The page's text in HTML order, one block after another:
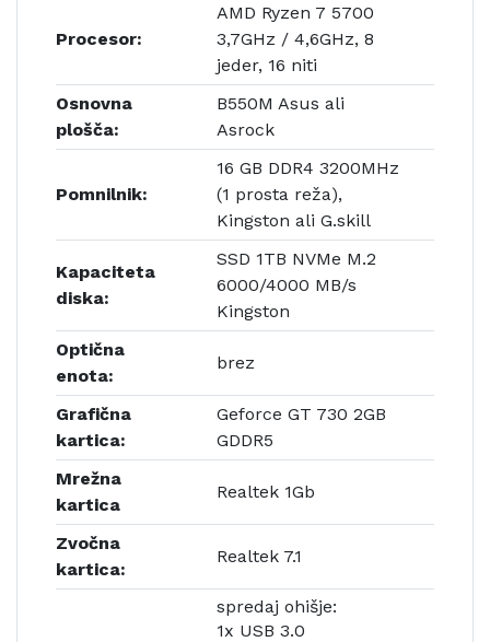
Procesor:
AMD Ryzen 7 5700
3,7GHz / 4,6GHz, 8
jeder, 16 niti
Osnovna
plošča:
B550M Asus ali
Asrock
Pomnilnik:
16 GB DDR4 3200MHz
(1 prosta reža),
Kingston ali G.skill
Kapaciteta
diska:
SSD 1TB NVMe M.2
6000/4000 MB/s
Kingston
Optična
enota:
brez
Grafična
kartica:
Geforce GT 730 2GB
GDDR5
Mrežna
kartica
Realtek 1Gb
Zvočna
kartica:
Realtek 7.1
spredaj ohišje:
1x USB 3.0